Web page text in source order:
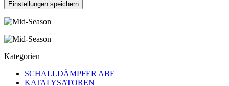
Kategorien
SCHALLDÄMPFER ABE
KATALYSATOREN